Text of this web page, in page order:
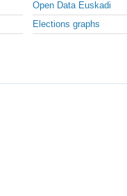
Open Data Euskadi
Elections graphs